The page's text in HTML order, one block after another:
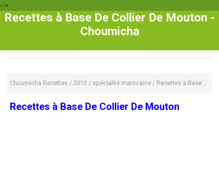
-->
Recettes à Base De Collier De Mouton -
Choumicha
Choumicha Recettes / 2013 / spécialité marocaine / Recettes à Base De Collier De Mouton
Recettes à Base De Collier De Mouton